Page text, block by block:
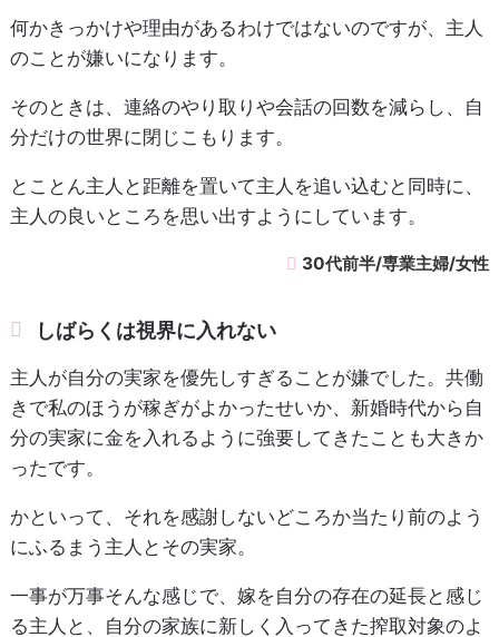
何かきっかけや理由があるわけではないのですが、主人
のことが嫌いになります。
そのときは、連絡のやり取りや会話の回数を減らし、自
分だけの世界に閉じこもります。
とことん主人と距離を置いて主人を追い込むと同時に、
主人の良いところを思い出すようにしています。
30代前半/専業主婦/女性
しばらくは視界に入れない
主人が自分の実家を優先しすぎることが嫌でした。共働
きで私のほうが稼ぎがよかったせいか、新婚時代から自
分の実家に金を入れるように強要してきたことも大きか
ったです。
かといって、それを感謝しないどころか当たり前のよう
にふるまう主人とその実家。
一事が万事そんな感じで、嫁を自分の存在の延長と感じ
る主人と、自分の家族に新しく入ってきた搾取対象のよ